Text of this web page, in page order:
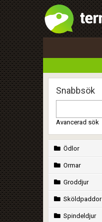
Snabbsök
Avancerad sök
Ödlor
Ormar
Groddjur
Sköldpaddor
Spindeldjur